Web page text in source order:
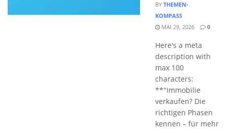
BY THEMEN-
KOMPASS
MAI 29, 2026
0
Here's a meta
description with
max 100
characters:
**"Immobilie
verkaufen? Die
richtigen Phasen
kennen – für mehr